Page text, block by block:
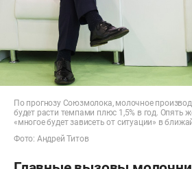
По прогнозу Союзмолока, молочное
будет расти темпами плюс 1,5% в год. Опять
«многое будет зависеть от ситуации» в
Фото: Андрей Титов